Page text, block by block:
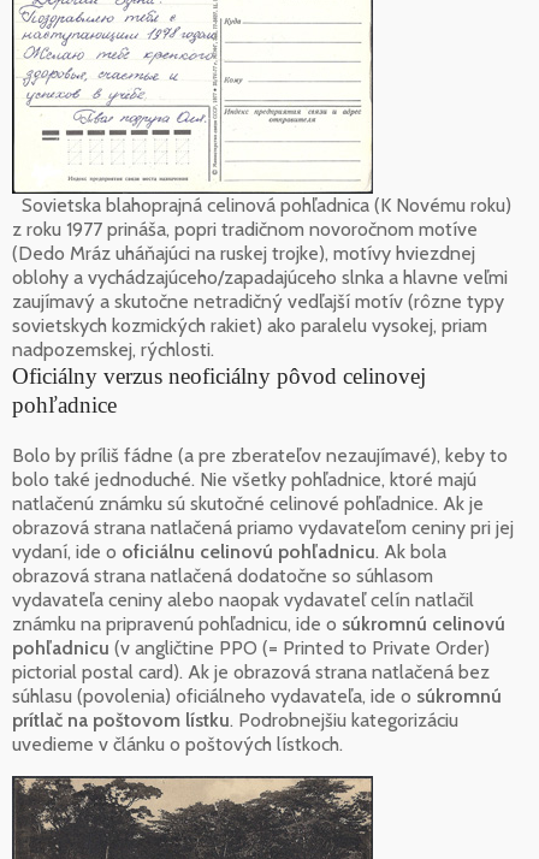
Sovietska blahoprajná celinová pohľadnica (K Novému roku)
z roku 1977 prináša, popri tradičnom novoročnom motíve
(Dedo Mráz uháňajúci na ruskej trojke), motívy hviezdnej
oblohy a vychádzajúceho/zapadajúceho slnka a hlavne veľmi
zaujímavý a skutočne netradičný vedľajší motív (rôzne typy
sovietskych kozmických rakiet) ako paralelu vysokej, priam
nadpozemskej, rýchlosti.
Oficiálny verzus neoficiálny pôvod celinovej
pohľadnice
Bolo by príliš fádne (a pre zberateľov nezaujímavé), keby to
bolo také jednoduché. Nie všetky pohľadnice, ktoré majú
natlačenú známku sú skutočné celinové pohľadnice. Ak je
obrazová strana natlačená priamo vydavateľom ceniny pri jej
vydaní, ide o oficiálnu celinovú pohľadnicu. Ak bola
obrazová strana natlačená dodatočne so súhlasom
vydavateľa ceniny alebo naopak vydavateľ celín natlačil
známku na pripravenú pohľadnicu, ide o súkromnú celinovú
pohľadnicu (v angličtine PPO (= Printed to Private Order)
pictorial postal card). Ak je obrazová strana natlačená bez
súhlasu (povolenia) oficiálneho vydavateľa, ide o súkromnú
prítlač na poštovom lístku. Podrobnejšiu kategorizáciu
uvedieme v článku o poštových lístkoch.